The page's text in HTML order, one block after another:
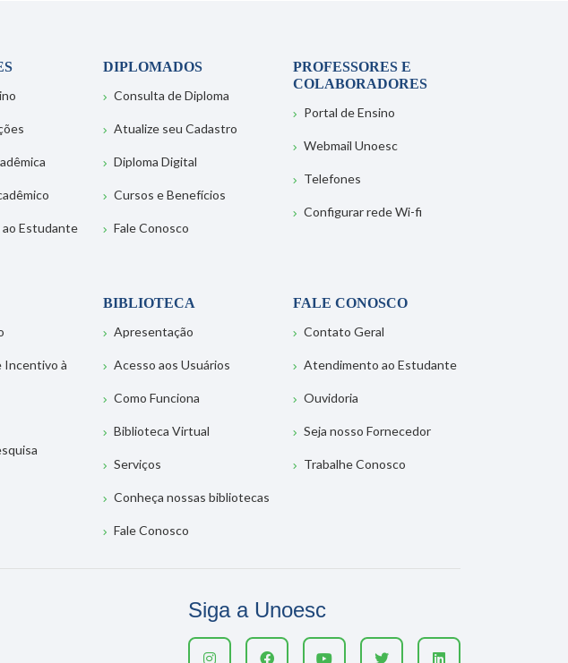
Estudante
DIPLOMADOS
Consulta de Diploma
Atualize seu Cadastro
Diploma Digital
Cursos e Benefícios
Fale Conosco
PROFESSORES E
COLABORADORES
Portal de Ensino
Webmail Unoesc
Telefones
Configurar rede Wi-fi
Incentivo à
BIBLIOTECA
Apresentação
Acesso aos Usuários
Como Funciona
Biblioteca Virtual
Serviços
Conheça nossas bibliotecas
Fale Conosco
FALE CONOSCO
Contato Geral
Atendimento ao Estudante
Ouvidoria
Seja nosso Fornecedor
Trabalhe Conosco
Siga a Unoesc